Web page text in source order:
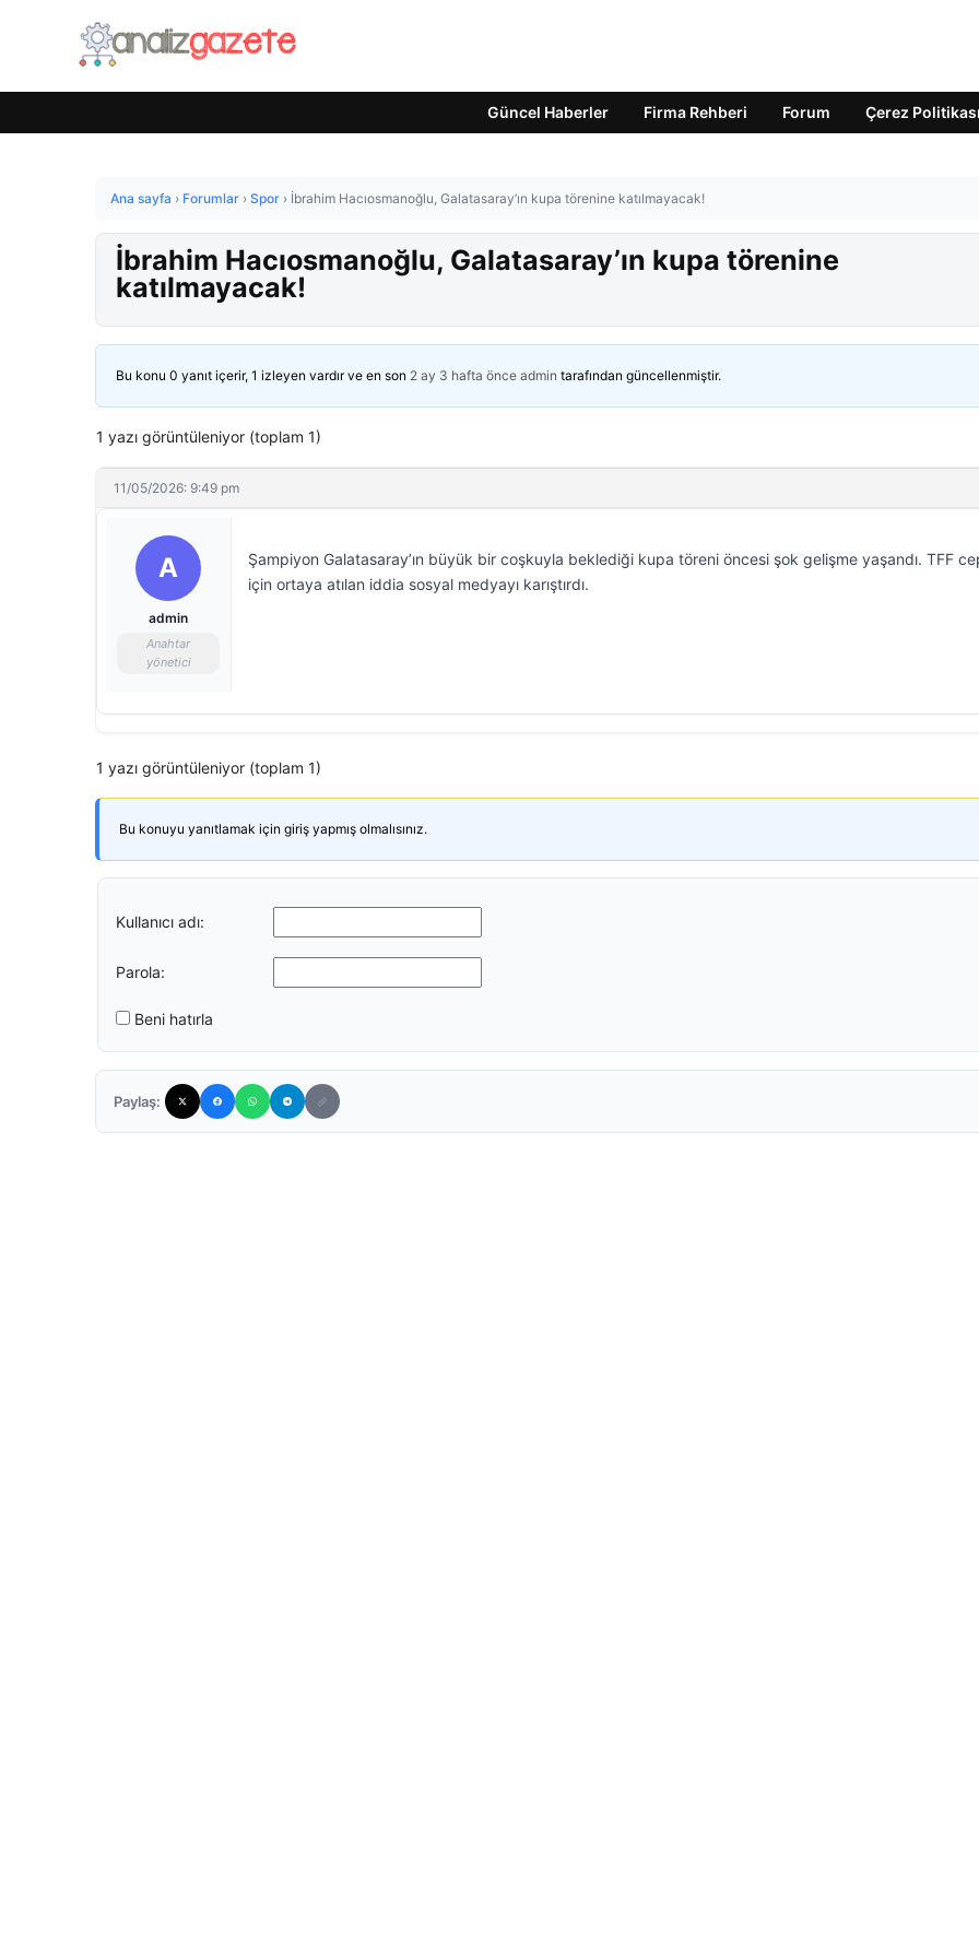
Güncel Haberler Firma Rehberi Forum Çerez Politikası
Ana sayfa › Forumlar › Spor › İbrahim Hacıosmanoğlu, Galatasaray’ın kupa törenine katılmayacak!
İbrahim Hacıosmanoğlu, Galatasaray’ın kupa törenine
katılmayacak!
Bu konu 0 yanıt içerir, 1 izleyen vardır ve en son 2 ay 3 hafta önce admin tarafından güncellenmiştir.
1 yazı görüntüleniyor (toplam 1)
11/05/2026: 9:49 pm
A
admin
Anahtar
yönetici
Şampiyon Galatasaray’ın büyük bir coşkuyla beklediği kupa töreni öncesi şok gelişme yaşandı. TFF
için ortaya atılan iddia sosyal medyayı karıştırdı.
1 yazı görüntüleniyor (toplam 1)
Bu konuyu yanıtlamak için giriş yapmış olmalısınız.
Kullanıcı adı:
Parola:
Beni hatırla
Paylaş: